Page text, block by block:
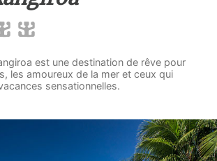
est une destination de rêve pour
les amoureux de la mer et ceux qui
sensationnelles.